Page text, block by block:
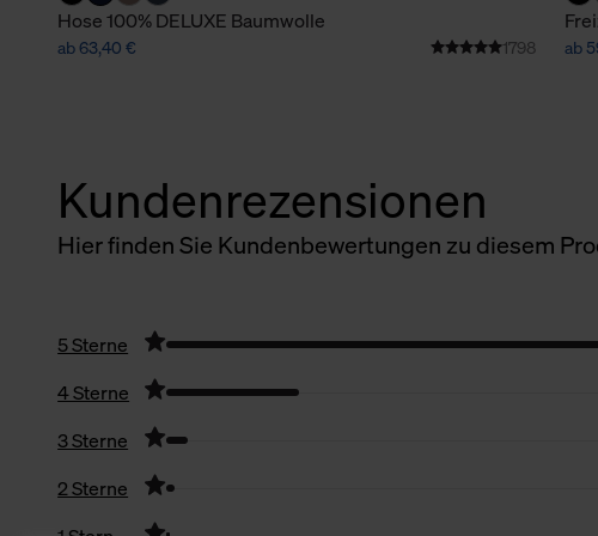
Hose 100% DELUXE Baumwolle
ab 63,40 € 1798 ab
Kundenrezensionen
Hier finden Sie Kundenbewertungen zu diesem
5 Sterne
4 Sterne
3 Sterne
2 Sterne